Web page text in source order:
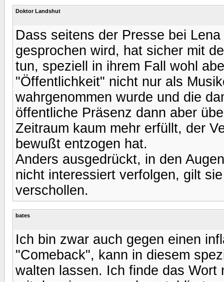
Doktor Landshut
Dass seitens der Presse bei
gesprochen wird, hat sicher mit
tun, speziell in ihrem Fall wohl
"Öffentlichkeit" nicht nur als
wahrgenommen wurde und die
öffentliche Präsenz dann aber
Zeitraum kaum mehr erfüllt, der
bewußt entzogen hat.
Anders ausgedrückt, in den
nicht interessiert verfolgen, gilt
verschollen.
bates
Ich bin zwar auch gegen einen
"Comeback", kann in diesem
walten lassen. Ich finde das